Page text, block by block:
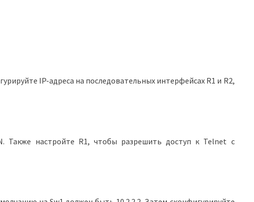
IP-адреса на последовательных интерфейсах R1 и R2,
Также настройте R1, чтобы разрешить доступ к Telnet с